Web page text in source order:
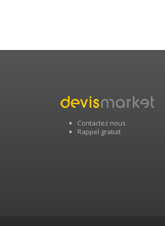
Contactez nous
Rappel gratuit